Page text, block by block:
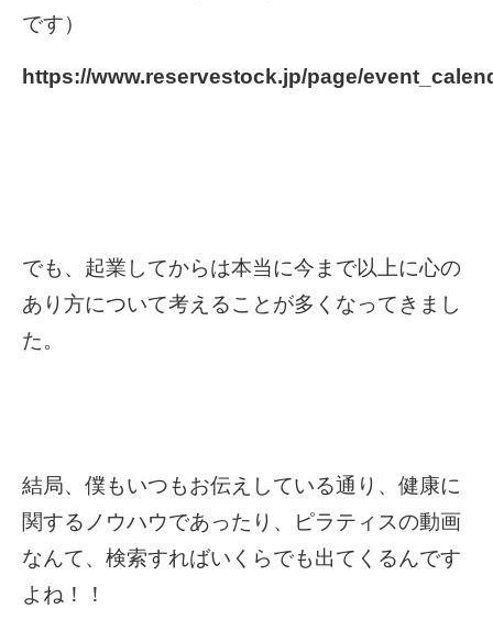
です）
https://www.reservestock.jp/page/
でも、起業してからは本当に今まで以上に心の
あり方について考えることが多くなってきまし
た。
結局、僕もいつもお伝えしている通り、健康に
関するノウハウであったり、ピラティスの動画
なんて、検索すればいくらでも出てくるんです
よね！！